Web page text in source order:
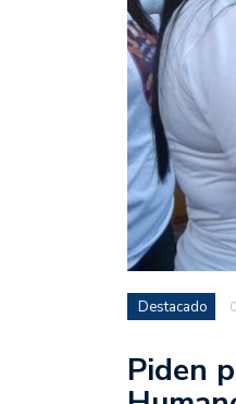
Destacado
Piden